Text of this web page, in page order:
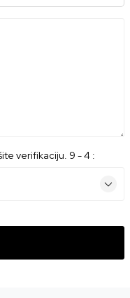
verifikaciju. 9 - 4 :